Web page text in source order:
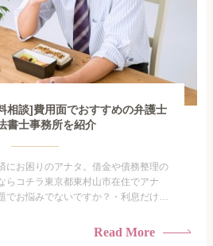
相談]費用面でおすすめの弁護士
書士事務所を紹介
にお困りのアナタ。借金や債務整理の
らコチラ東京都東村山市在住でアナ
でお悩みでないですか？・利息だけを
金の催促、取り立てで憂鬱になる。・
Read More